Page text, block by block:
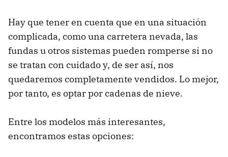
Hay que tener en cuenta que en una situación
complicada, como una carretera nevada, las
fundas u otros sistemas pueden romperse si no
se tratan con cuidado y, de ser así, nos
quedaremos completamente vendidos. Lo mejor,
por tanto, es optar por cadenas de nieve.
Entre los modelos más interesantes,
encontramos estas opciones: